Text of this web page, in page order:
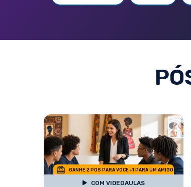
GANHE 2 POS PARA VOCE +1 PARA UM AMIGO
COM VIDEOAULAS